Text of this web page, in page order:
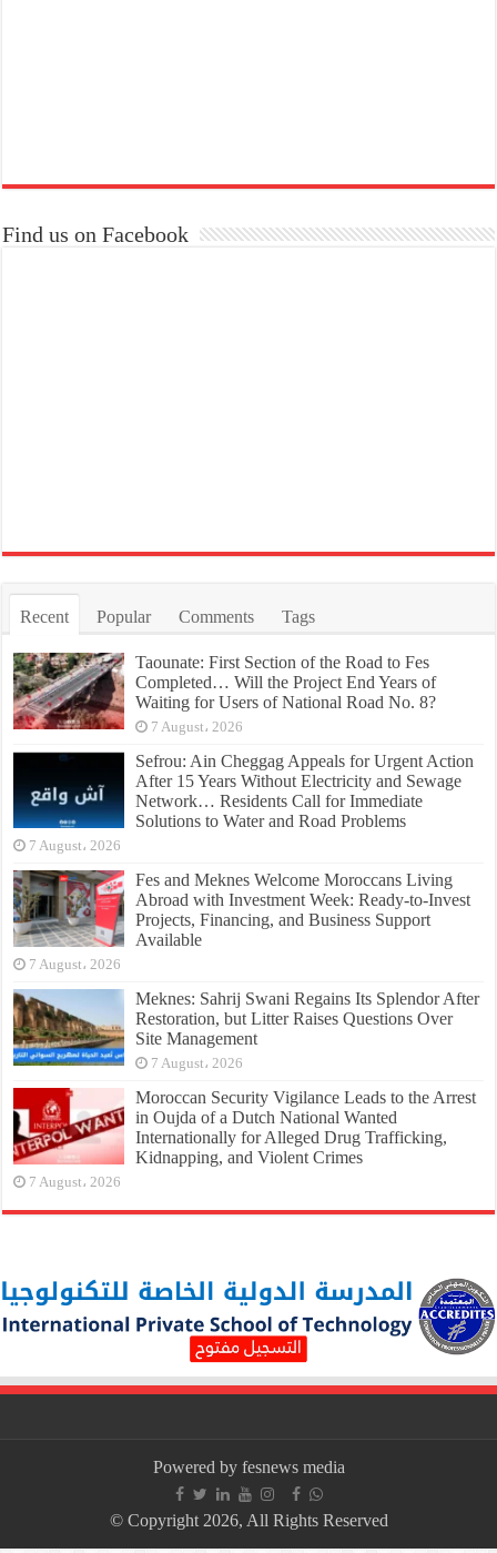
Find us on Facebook
Recent Popular Comments Tags
Taounate: First Section of the Road to Fes
Completed… Will the Project End Years of
Waiting for Users of National Road No. 8?
7 August، 2026
Sefrou: Ain Cheggag Appeals for Urgent Action
After 15 Years Without Electricity and Sewage
Network… Residents Call for Immediate
Solutions to Water and Road Problems
7 August، 2026
Fes and Meknes Welcome Moroccans Living
Abroad with Investment Week: Ready-to-Invest
Projects, Financing, and Business Support
Available
7 August، 2026
Meknes: Sahrij Swani Regains Its Splendor After
Restoration, but Litter Raises Questions Over
Site Management
7 August، 2026
Moroccan Security Vigilance Leads to the Arrest
in Oujda of a Dutch National Wanted
Internationally for Alleged Drug Trafficking,
Kidnapping, and Violent Crimes
7 August، 2026
Powered by fesnews media
© Copyright 2026, All Rights Reserved